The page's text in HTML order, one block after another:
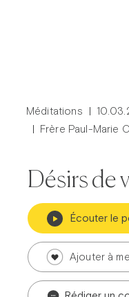
Méditations
Frère Paul-Marie
Désirs de
Écouter le
Ajouter à